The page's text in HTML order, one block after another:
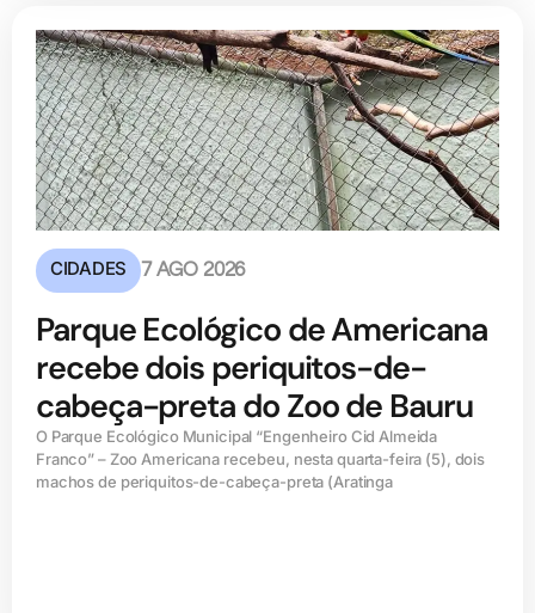
CIDADES 7 AGO 2026
Parque Ecológico de Americana
recebe dois periquitos-de-
cabeça-preta do Zoo de Bauru
O Parque Ecológico Municipal “Engenheiro Cid Almeida
Franco” – Zoo Americana recebeu, nesta quarta-feira (5), dois
machos de periquitos-de-cabeça-preta (Aratinga